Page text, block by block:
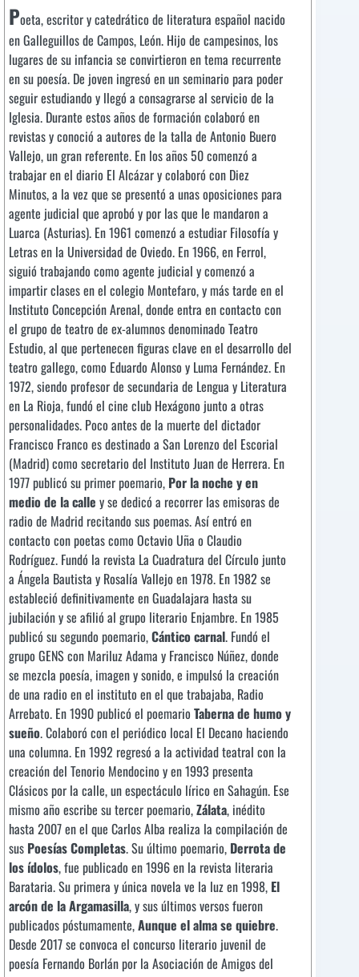
Poeta, escritor y catedrático de literatura español nacido
en Galleguillos de Campos, León. Hijo de campesinos, los
lugares de su infancia se convirtieron en tema recurrente
en su poesía. De joven ingresó en un seminario para poder
seguir estudiando y llegó a consagrarse al servicio de la
Iglesia. Durante estos años de formación colaboró en
revistas y conoció a autores de la talla de Antonio Buero
Vallejo, un gran referente. En los años 50 comenzó a
trabajar en el diario El Alcázar y colaboró con Diez
Minutos, a la vez que se presentó a unas oposiciones para
agente judicial que aprobó y por las que le mandaron a
Luarca (Asturias). En 1961 comenzó a estudiar Filosofía y
Letras en la Universidad de Oviedo. En 1966, en Ferrol,
siguió trabajando como agente judicial y comenzó a
impartir clases en el colegio Montefaro, y más tarde en el
Instituto Concepción Arenal, donde entra en contacto con
el grupo de teatro de ex-alumnos denominado Teatro
Estudio, al que pertenecen figuras clave en el desarrollo del
teatro gallego, como Eduardo Alonso y Luma Fernández. En
1972, siendo profesor de secundaria de Lengua y Literatura
en La Rioja, fundó el cine club Hexágono junto a otras
personalidades. Poco antes de la muerte del dictador
Francisco Franco es destinado a San Lorenzo del Escorial
(Madrid) como secretario del Instituto Juan de Herrera. En
1977 publicó su primer poemario, Por la noche y en
medio de la calle y se dedicó a recorrer las emisoras de
radio de Madrid recitando sus poemas. Así entró en
contacto con poetas como Octavio Uña o Claudio
Rodríguez. Fundó la revista La Cuadratura del Círculo junto
a Ángela Bautista y Rosalía Vallejo en 1978. En 1982 se
estableció definitivamente en Guadalajara hasta su
jubilación y se afilió al grupo literario Enjambre. En 1985
publicó su segundo poemario,Cántico carnal. Fundó el
grupo GENS con Mariluz Adama y Francisco Núñez, donde
se mezcla poesía, imagen y sonido, e impulsó la creación
de una radio en el instituto en el que trabajaba, Radio
Arrebato. En 1990 publicó el poemario Taberna de humo y
sueño. Colaboró con el periódico local El Decano haciendo
una columna. En 1992 regresó a la actividad teatral con la
creación del Tenorio Mendocino y en 1993 presenta
Clásicos por la calle, un espectáculo lírico en Sahagún. Ese
mismo año escribe su tercer poemario,Zálata, inédito
hasta 2007 en el que Carlos Alba realiza la compilación de
sus Poesías Completas. Su último poemario, Derrota de
los ídolos, fue publicado en 1996 en la revista literaria
Barataria. Su primera y única novela ve la luz en 1998, El
arcón de la Argamasilla, y sus últimos versos fueron
publicados póstumamente,Aunque el alma se quiebre.
Desde 2017 se convoca el concurso literario juvenil de
poesía Fernando Borlán por la Asociación de Amigos del